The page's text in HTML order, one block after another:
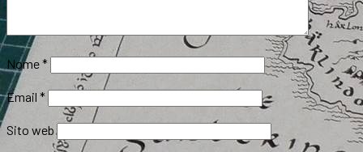
Nome*
Email *
Sito web